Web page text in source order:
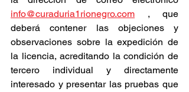
info@curaduria1rionegro.com , que
deberá contener las objeciones y
observaciones sobre la expedición de
la licencia, acreditando la condición de
tercero individual y directamente
interesado y presentar las pruebas que